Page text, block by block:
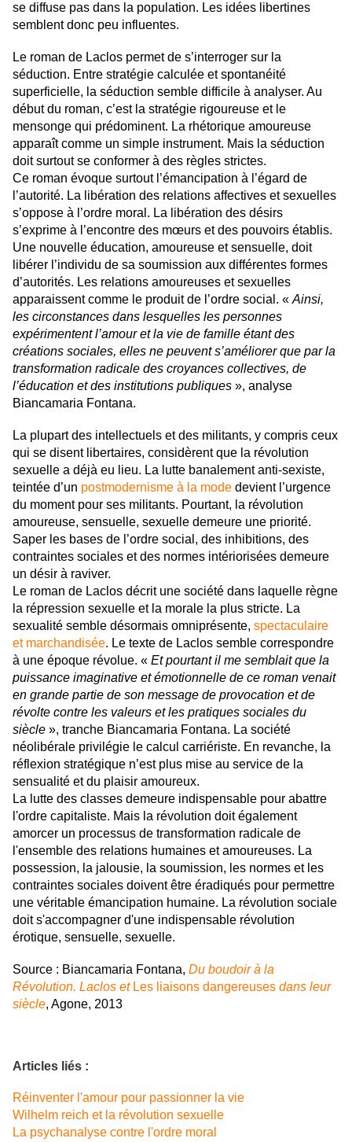
se diffuse pas dans la population. Les idées libertines
semblent donc peu influentes.
Le roman de Laclos permet de s’interroger sur la
séduction. Entre stratégie calculée et spontanéité
superficielle, la séduction semble difficile à analyser. Au
début du roman, c’est la stratégie rigoureuse et le
mensonge qui prédominent. La rhétorique amoureuse
apparaît comme un simple instrument. Mais la séduction
doit surtout se conformer à des règles strictes.
Ce roman évoque surtout l’émancipation à l’égard de
l’autorité. La libération des relations affectives et sexuelles
s’oppose à l’ordre moral. La libération des désirs
s’exprime à l’encontre des mœurs et des pouvoirs établis.
Une nouvelle éducation, amoureuse et sensuelle, doit
libérer l’individu de sa soumission aux différentes formes
d’autorités. Les relations amoureuses et sexuelles
apparaissent comme le produit de l’ordre social. « Ainsi,
les circonstances dans lesquelles les personnes
expérimentent l’amour et la vie de famille étant des
créations sociales, elles ne peuvent s’améliorer que par la
transformation radicale des croyances collectives, de
l’éducation et des institutions publiques », analyse
Biancamaria Fontana.
La plupart des intellectuels et des militants, y compris ceux
qui se disent libertaires, considèrent que la révolution
sexuelle a déjà eu lieu. La lutte banalement anti-sexiste,
teintée d’un postmodernisme à la mode devient l’urgence
du moment pour ses militants. Pourtant, la révolution
amoureuse, sensuelle, sexuelle demeure une priorité.
Saper les bases de l’ordre social, des inhibitions, des
contraintes sociales et des normes intériorisées demeure
un désir à raviver.
Le roman de Laclos décrit une société dans laquelle règne
la répression sexuelle et la morale la plus stricte. La
sexualité semble désormais omniprésente, spectaculaire
et marchandisée. Le texte de Laclos semble correspondre
à une époque révolue. « Et pourtant il me semblait que la
puissance imaginative et émotionnelle de ce roman venait
en grande partie de son message de provocation et de
révolte contre les valeurs et les pratiques sociales du
siècle », tranche Biancamaria Fontana. La société
néolibérale privilégie le calcul carriériste. En revanche, la
réflexion stratégique n’est plus mise au service de la
sensualité et du plaisir amoureux.
La lutte des classes demeure indispensable pour abattre
l'ordre capitaliste. Mais la révolution doit également
amorcer un processus de transformation radicale de
l'ensemble des relations humaines et amoureuses. La
possession, la jalousie, la soumission, les normes et les
contraintes sociales doivent être éradiqués pour permettre
une véritable émancipation humaine. La révolution sociale
doit s'accompagner d'une indispensable révolution
érotique, sensuelle, sexuelle.
Source : Biancamaria Fontana, Du boudoir à la
Révolution. Laclos etLes liaisons dangereuses dans leur
siècle, Agone, 2013
Articles liés :
Réinventer l'amour pour passionner la vie
Wilhelm reich et la révolution sexuelle
La psychanalyse contre l'ordre moral